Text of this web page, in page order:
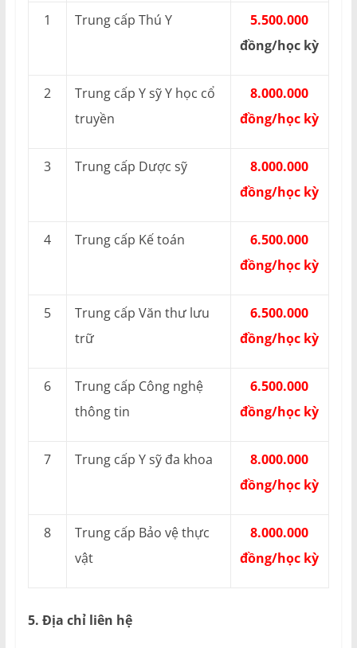
1 Trung cấp Thú Y
5.500.000
đồng/học kỳ
2
Trung cấp Y sỹ Y học cổ
truyền
8.000.000
đồng/học kỳ
3 Trung cấp Dược sỹ
8.000.000
đồng/học kỳ
4 Trung cấp Kế toán
6.500.000
đồng/học kỳ
5
Trung cấp Văn thư lưu
trữ
6.500.000
đồng/học kỳ
6
Trung cấp Công nghệ
thông tin
6.500.000
đồng/học kỳ
7 Trung cấp Y sỹ đa khoa
8.000.000
đồng/học kỳ
8
Trung cấp Bảo vệ thực
vật
8.000.000
đồng/học kỳ
5. Địa chỉ liên hệ